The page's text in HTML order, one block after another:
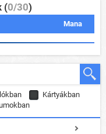
(0/30)
Mana
Kártyákban